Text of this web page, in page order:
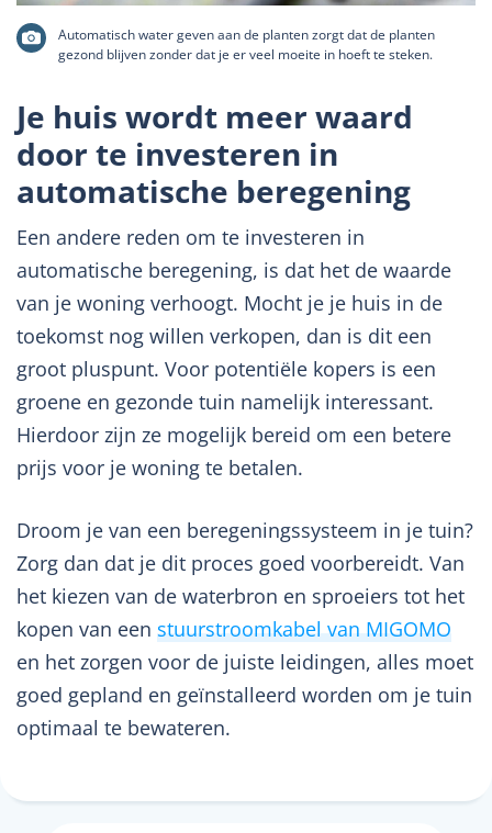
Automatisch water geven aan de planten zorgt dat de planten
gezond blijven zonder dat je er veel moeite in hoeft te steken.
Je huis wordt meer waard
door te investeren in
automatische beregening
Een andere reden om te investeren in
automatische beregening, is dat het de waarde
van je woning verhoogt. Mocht je je huis in de
toekomst nog willen verkopen, dan is dit een
groot pluspunt. Voor potentiële kopers is een
groene en gezonde tuin namelijk interessant.
Hierdoor zijn ze mogelijk bereid om een betere
prijs voor je woning te betalen.
Droom je van een beregeningssysteem in je tuin?
Zorg dan dat je dit proces goed voorbereidt. Van
het kiezen van de waterbron en sproeiers tot het
kopen van een stuurstroomkabel van MIGOMO
en het zorgen voor de juiste leidingen, alles moet
goed gepland en geïnstalleerd worden om je tuin
optimaal te bewateren.